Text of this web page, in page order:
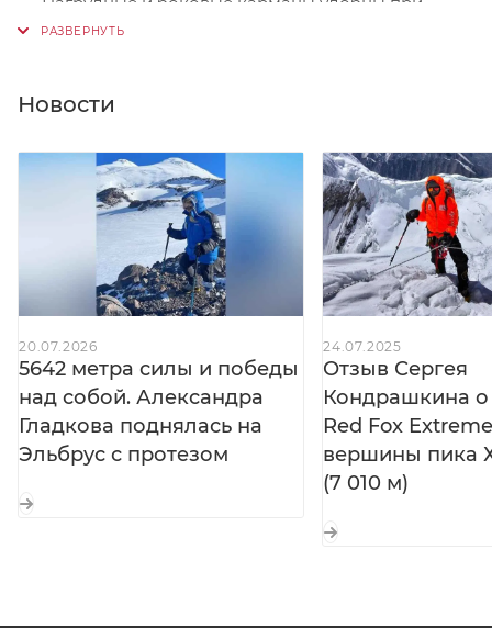
работе в перчатках.
Новости
20.07.2026
5642 метра силы и победы
над собой. Александра
Гладкова поднялась на
Эльбрус с протезом
24.07.2025
Отзыв Сергея
Кондрашкина о
Red Fox
вершины пика
(7 010 м)